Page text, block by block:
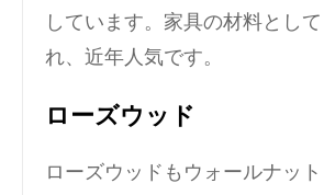
しています。家具の材料とし
れ、近年人気です。
ローズウッド
ローズウッドもウォールナッ